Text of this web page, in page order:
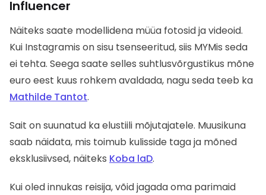
Influencer
Näiteks saate modellidena müüa fotosid ja videoid.
Kui Instagramis on sisu tsenseeritud, siis MYMis seda
ei tehta. Seega saate selles suhtlusvõrgustikus mõne
euro eest kuus rohkem avaldada, nagu seda teeb ka
Mathilde Tantot.
Sait on suunatud ka elustiili mõjutajatele. Muusikuna
saab näidata, mis toimub kulisside taga ja mõned
eksklusiivsed, näiteks Koba laD.
Kui oled innukas reisija, võid jagada oma parimaid